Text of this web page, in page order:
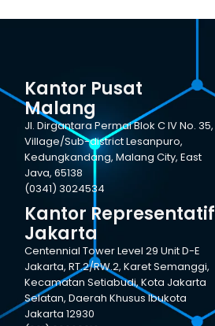
Kantor Pusat
Malang
Jl. Dirgantara Permai Blok C IV No. 35,
Village/Sub-district Lesanpuro,
Kedungkandang, Malang City, East
Java, 65138
(0341) 3024534
Kantor Representatif
Jakarta
Centennial Tower Level 29 Unit D-E
Jakarta, RT.2/RW.2, Karet Semanggi,
Kecamatan Setiabudi, Kota Jakarta
Selatan, Daerah Khusus Ibukota
Jakarta 12930